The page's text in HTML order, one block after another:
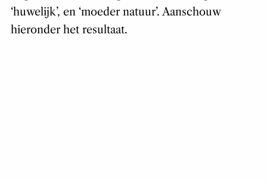
‘huwelijk’, en ‘moeder natuur’. Aanschouw
hieronder het resultaat.